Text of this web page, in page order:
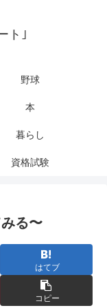
ト｣
野球
本
暮らし
資格試験
る〜
はてブ
コピー